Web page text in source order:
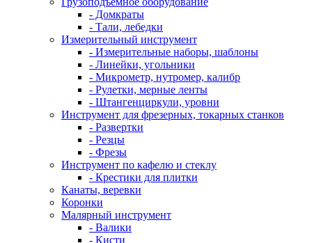
- Домкраты
- Тали, лебедки
Измерительный инструмент
- Измерительные наборы, шаблоны
- Линейки, угольники
- Микрометр, нутромер, калибр
- Рулетки, мерные ленты
- Штангенциркули, уровни
Инструмент для фрезерных, токарных станков
- Развертки
- Резцы
- Фрезы
Инструмент по кафелю и стеклу
- Крестики для плитки
Канаты, веревки
Коронки
Малярный инструмент
- Валики
- Кисти